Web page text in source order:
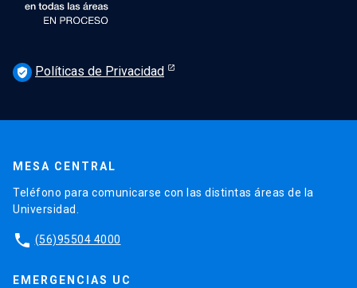
verified_user Políticas de Privacidad
MESA CENTRAL
Teléfono para comunicarse con las distintas áreas de la
Universidad.
phone (56)95504 4000
EMERGENCIAS UC